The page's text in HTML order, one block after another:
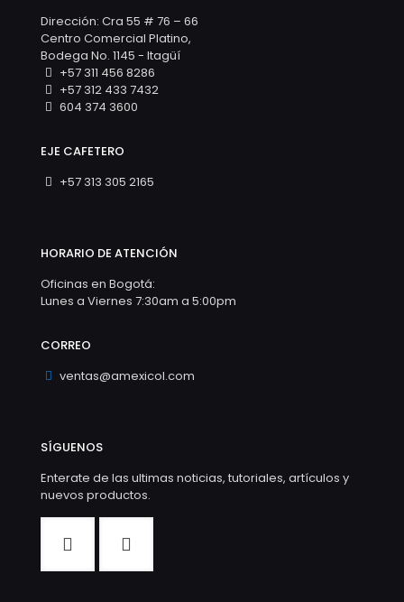
Dirección: Cra 55 # 76 – 66
Centro Comercial Platino,
Bodega No. 1145 - Itagüí
+57 311 456 8286
+57 312 433 7432
604 374 3600
EJE CAFETERO
+57 313 305 2165
HORARIO DE ATENCIÓN
Oficinas en Bogotá:
Lunes a Viernes 7:30am a 5:00pm
CORREO
ventas@amexicol.com
SÍGUENOS
Enterate de las ultimas noticias, tutoriales, artículos y
nuevos productos.